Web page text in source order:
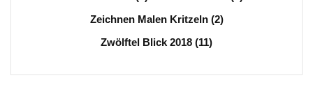
Zeichnen Malen Kritzeln(2)
Zwölftel Blick 2018 (11)